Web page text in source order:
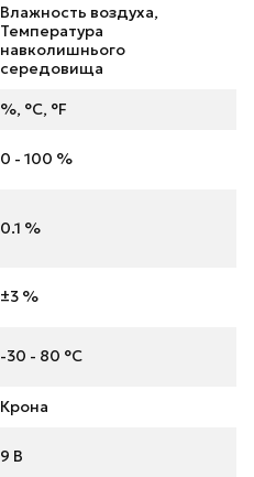
Влажность воздуха,
Температура
навколишнього
середовища
%, °C, °F
0 - 100 %
0.1 %
±3 %
-30 - 80 °C
Крона
9 В